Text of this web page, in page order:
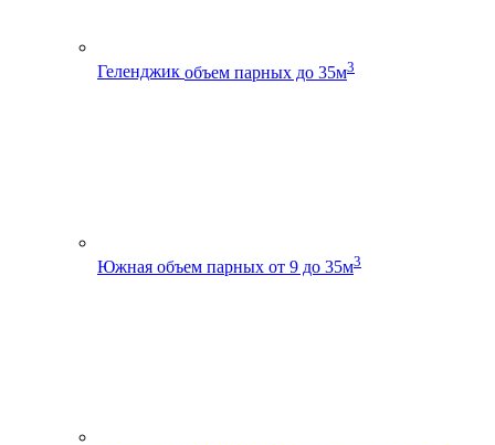
Геленджик объем парных до 35м3
Южная объем парных от 9 до 35м3